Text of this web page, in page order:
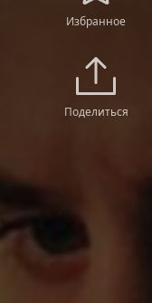
Избранное
Поделиться